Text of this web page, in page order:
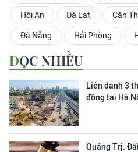
Hội An Đà Lạt Cần
Đà Nẵng Hải Phòng
ĐỌC NHIỀU
Liên danh 3
đồng tại Hà
Quảng Trị: